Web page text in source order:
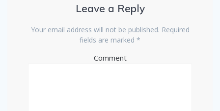
Leave a Reply
Your email address will not be published. Required
fields are marked *
Comment